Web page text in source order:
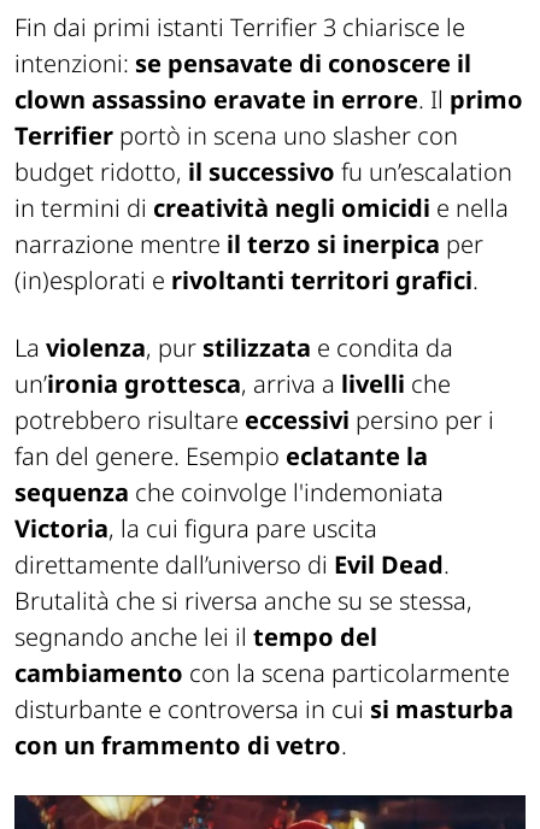
Fin dai primi istanti Terrifier 3 chiarisce le
intenzioni: se pensavate di conoscere il
clown assassino eravate in errore. Il primo
Terrifier portò in scena uno slasher con
budget ridotto, il successivo fu un’escalation
in termini di creatività negli omicidi e nella
narrazione mentre il terzo si inerpica per
(in)esplorati e rivoltanti territori grafici.
La violenza, pur stilizzata e condita da
un’ironia grottesca, arriva a livelli che
potrebbero risultare eccessivi persino per i
fan del genere. Esempio eclatante la
sequenza che coinvolge l'indemoniata
Victoria, la cui figura pare uscita
direttamente dall’universo di Evil Dead.
Brutalità che si riversa anche su se stessa,
segnando anche lei il tempo del
cambiamento con la scena particolarmente
disturbante e controversa in cui si masturba
con un frammento di vetro.